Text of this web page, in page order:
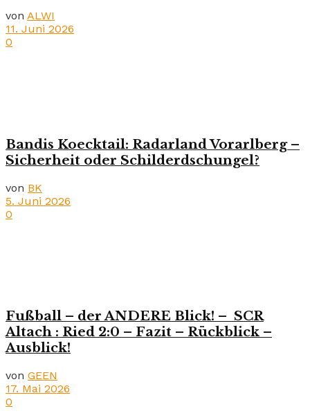
von ALWI
11. Juni 2026
0
Bandis Koecktail: Radarland Vorarlberg –
Sicherheit oder Schilderdschungel?
von BK
5. Juni 2026
0
Fußball – der ANDERE Blick! – SCR
Altach : Ried 2:0 – Fazit – Rückblick –
Ausblick!
von GEEN
17. Mai 2026
0